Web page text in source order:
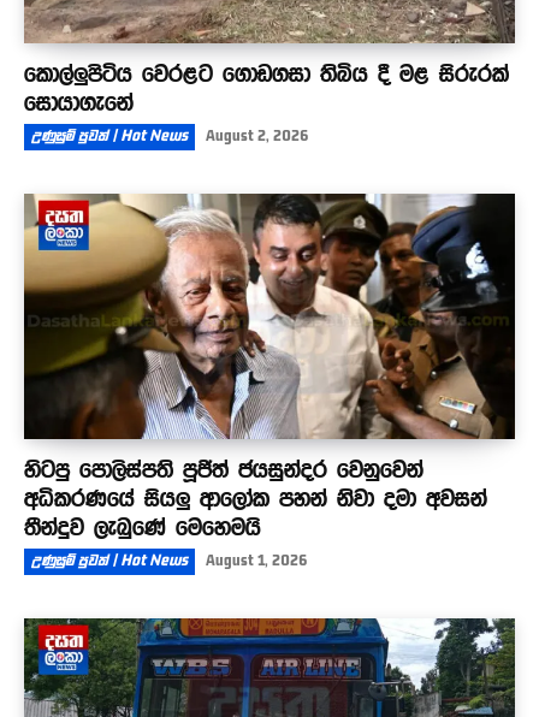
කොල්ලුපිටිය වෙරළට ගොඩගසා තිබිය දී මළ සිරුරක්
සොයාගැනේ
උණුසුම් පුවත් | Hot News August 2, 2026
හිටපු පොලිස්පති පූජිත් ජයසුන්දර වෙනුවෙන්
අධිකරණයේ සියලු ආලෝක පහන් නිවා දමා අවසන්
තීන්දුව ලැබුණේ මෙහෙමයි
උණුසුම් පුවත් | Hot News August 1, 2026